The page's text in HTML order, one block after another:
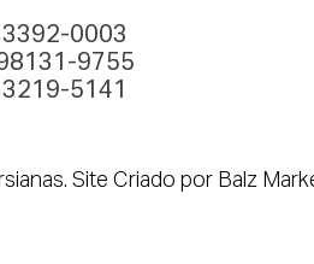
3392-0003
9755
3219-5141
Site Criado por Balz